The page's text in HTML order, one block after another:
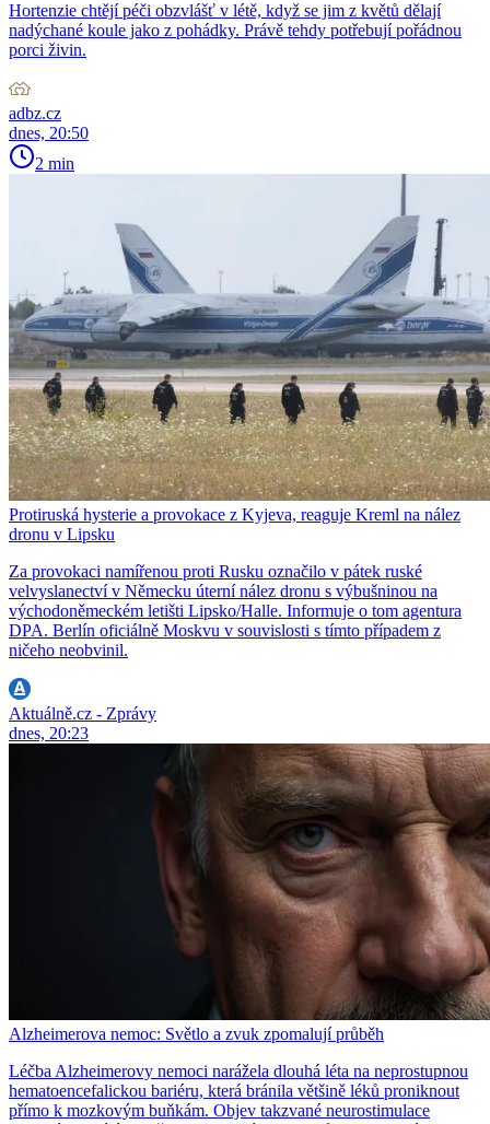
Hortenzie chtějí péči obzvlášť v létě, když se jim z květů dělají
nadýchané koule jako z pohádky. Právě tehdy potřebují pořádnou
porci živin.
adbz.cz
dnes, 20:50
2 min
Protiruská hysterie a provokace z Kyjeva, reaguje Kreml na nález
dronu v Lipsku
Za provokaci namířenou proti Rusku označilo v pátek ruské
velvyslanectví v Německu úterní nález dronu s výbušninou na
východoněmeckém letišti Lipsko/Halle. Informuje o tom agentura
DPA. Berlín oficiálně Moskvu v souvislosti s tímto případem z
ničeho neobvinil.
Aktuálně.cz - Zprávy
dnes, 20:23
Alzheimerova nemoc: Světlo a zvuk zpomalují průběh
Léčba Alzheimerovy nemoci narážela dlouhá léta na neprostupnou
hematoencefalickou bariéru, která bránila většině léků proniknout
přímo k mozkovým buňkám. Objev takzvané neurostimulace